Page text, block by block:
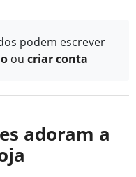
podem escrever
ou criar conta
adoram a